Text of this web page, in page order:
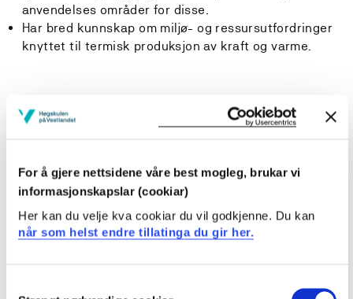
For å gjere nettsidene våre best mogleg, brukar vi
informasjonskapslar (cookiar)
Her kan du velje kva cookiar du vil godkjenne. Du kan
når som helst endre tillatinga du gir her.
anvendelses områder for disse.
Har bred kunnskap om miljø- og ressursutfordringer
knyttet til termisk produksjon av kraft og varme.
- Ferdigheter:
Utføre dimensjonering for et nytt rør, finne trykktap
Dimensjonere rørsatsvarmeveksler med tanke på